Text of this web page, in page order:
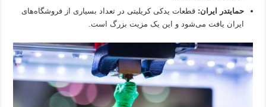
حمایتدر ایران: قطعات یدکی کریلیتی در تعداد بسیاری از فروشگاه‌های
ایران یافت می‌شود و این یک مزیت بزرگ است.